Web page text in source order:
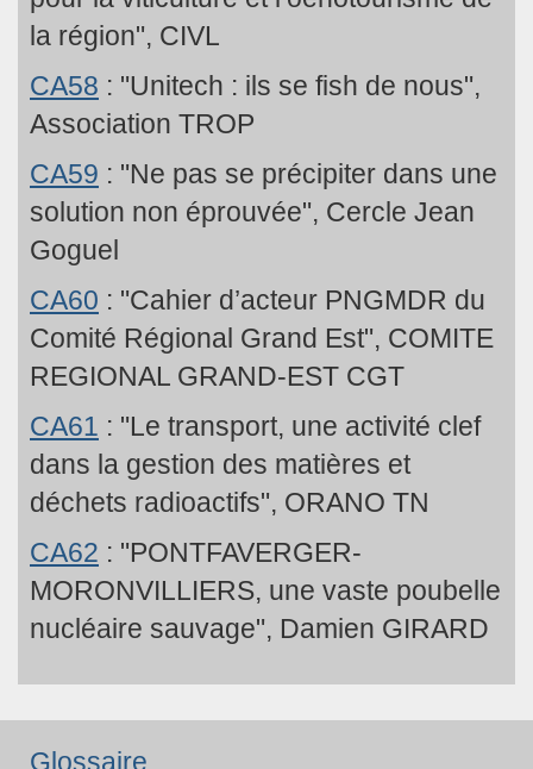
la région", CIVL
CA58 : "Unitech : ils se fish de nous",
Association TROP
CA59 : "Ne pas se précipiter dans une
solution non éprouvée", Cercle Jean
Goguel
CA60 : "Cahier d’acteur PNGMDR du
Comité Régional Grand Est", COMITE
REGIONAL GRAND-EST CGT
CA61 : "Le transport, une activité clef
dans la gestion des matières et
déchets radioactifs", ORANO TN
CA62 : "PONTFAVERGER-
MORONVILLIERS, une vaste poubelle
nucléaire sauvage", Damien GIRARD
Glossaire